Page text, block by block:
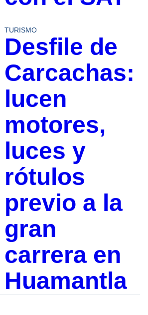
TURISMO
Desfile de
Carcachas:
lucen
motores,
luces y
rótulos
previo a la
gran
carrera en
Huamantla